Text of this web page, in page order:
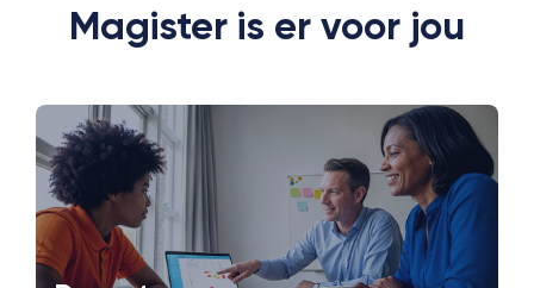
Magister is er voor jou